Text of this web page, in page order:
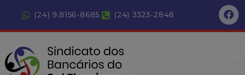
(24) 9.8156-8685 (24) 3323-2848